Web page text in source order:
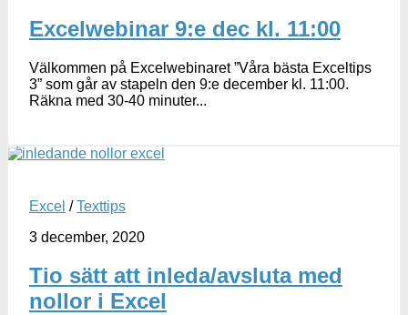
Excelwebinar 9:e dec kl. 11:00
Välkommen på Excelwebinaret ”Våra bästa Exceltips
3” som går av stapeln den 9:e december kl. 11:00.
Räkna med 30-40 minuter...
Excel /Texttips
3 december, 2020
Tio sätt att inleda/avsluta med
nollor i Excel